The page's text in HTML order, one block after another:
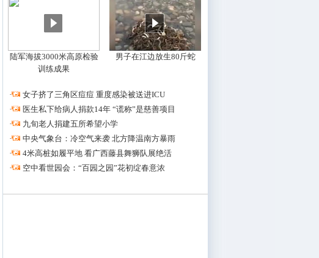
陆军海拔3000米高原检验
训练成果
男子在江边放生80斤蛇
·
女子挤了三角区痘痘 重度感染被送进ICU
·
医生私下给病人捐款14年 “谎称”是慈善项目
·
九旬老人捐建五所希望小学
·
中央气象台：冷空气来袭 北方降温南方暴雨
·
4米高桩如履平地 看广西藤县舞狮队展绝活
·
空中看世园会：“百园之园”花初绽春意浓